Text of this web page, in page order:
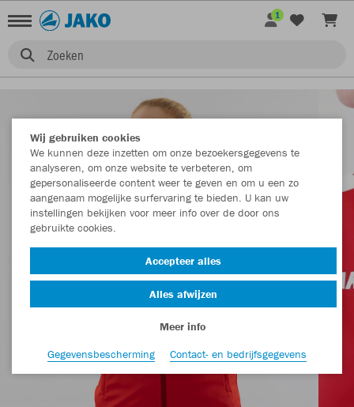
Zoeken
1
Wij gebruiken cookies
We kunnen deze inzetten om onze bezoekersgegevens te
analyseren, om onze website te verbeteren, om
gepersonaliseerde content weer te geven en om u een zo
aangenaam mogelijke surfervaring te bieden. U kan uw
instellingen bekijken voor meer info over de door ons
gebruikte cookies.
Accepteer alles
Alles afwijzen
Meer info
Gegevensbescherming
Contact- en bedrijfsgegevens